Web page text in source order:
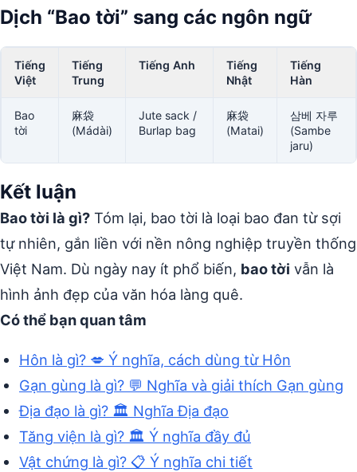
Dịch “Bao tời” sang các ngôn ngữ
Tiếng
Việt
Tiếng
Trung
Tiếng Anh
Tiếng
Nhật
Tiếng
Hàn
Bao
tời
麻袋
(Mádài)
Jute sack /
Burlap bag
麻袋
(Matai)
삼베 자루
(Sambe
jaru)
Kết luận
Bao tời là gì? Tóm lại, bao tời là loại bao đan từ sợi
tự nhiên, gắn liền với nền nông nghiệp truyền thống
Việt Nam. Dù ngày nay ít phổ biến, bao tời vẫn là
hình ảnh đẹp của văn hóa làng quê.
Có thể bạn quan tâm
Hôn là gì? 💋 Ý nghĩa, cách dùng từ Hôn
Gạn gùng là gì? 💬 Nghĩa và giải thích Gạn gùng
Địa đạo là gì? 🏛️ Nghĩa Địa đạo
Tăng viện là gì? 🏛️ Ý nghĩa đầy đủ
Vật chứng là gì? 📋 Ý nghĩa chi tiết